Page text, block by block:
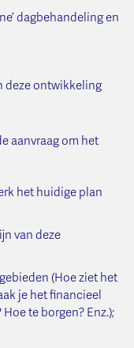
dagbehandeling en
deze ontwikkeling
aanvraag om het
het huidige plan
van deze
(Hoe ziet het
je het financieel
te borgen? Enz.);